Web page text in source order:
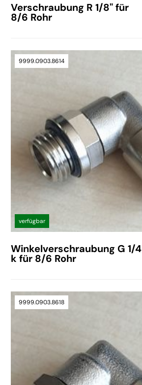
Verschraubung R 1/8" für
8/6 Rohr
9999.0903.8614
verfügbar
Winkelverschraubung G 1/4
k für 8/6 Rohr
9999.0903.8618